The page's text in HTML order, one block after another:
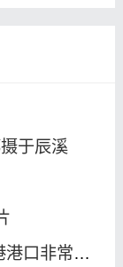
于辰溪
非常繁华